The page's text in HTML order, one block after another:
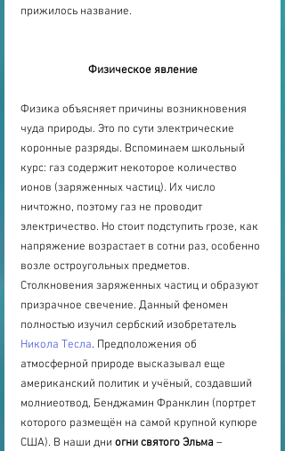
прижилось название.
Физическое явление
Физика объясняет причины возникновения
чуда природы. Это по сути электрические
коронные разряды. Вспоминаем школьный
курс: газ содержит некоторое количество
ионов (заряженных частиц). Их число
ничтожно, поэтому газ не проводит
электричество. Но стоит подступить грозе, как
напряжение возрастает в сотни раз, особенно
возле остроугольных предметов.
Столкновения заряженных частиц и образуют
призрачное свечение. Данный феномен
полностью изучил сербский изобретатель
Никола Тесла. Предположения об
атмосферной природе высказывал еще
американский политик и учёный, создавший
молниеотвод, Бенджамин Франклин (портрет
которого размещён на самой крупной купюре
США). В наши дни огни святого Эльма –